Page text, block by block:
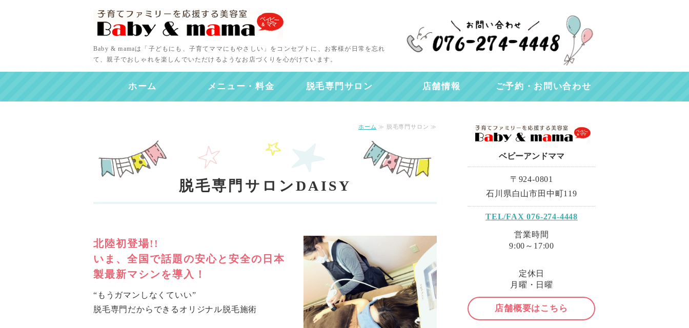
Baby & mamaは「子どもにも、子育てママにもやさしい」をコンセプトに、お客様が日常を忘れ
て、親子でおしゃれを楽しんでいただけるようなお店づくりを心がけています。
ホーム メニュー・料金 脱毛専門サロン 店舗情報 ご予約・お問い合わせ
ホーム ≫ 脱毛専門サロン ≫
脱毛専門サロンDAISY
北陸初登場!!
いま、全国で話題の安心と安全の日本
製最新マシンを導入！
“もうガマンしなくていい”
脱毛専門だからできるオリジナル脱毛施術
ベビーアンドママ
〒924-0801
石川県白山市田中町119
TEL/FAX 076-274-4448
営業時間
9:00～17:00
定休日
月曜・日曜
店舗概要はこちら